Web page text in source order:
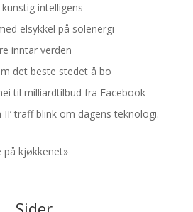
intelligens
elsykkel på solenergi
inntar verden
det beste stedet å bo
til milliardtilbud fra Facebook
II’ traff blink om dagens teknologi.
på kjøkkenet»